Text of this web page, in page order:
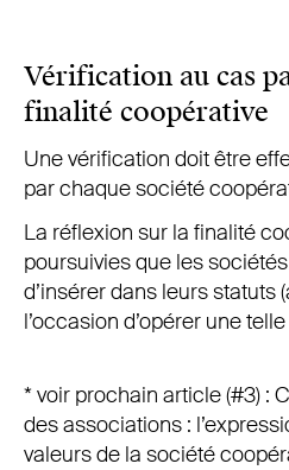
Vérification au cas
finalité coopérative
Une vérification doit être
par chaque société
La réflexion sur la finalité
poursuivies que les
d’insérer dans leurs statuts
l’occasion d’opérer une
* voir prochain article (#3) :
des associations :
valeurs de la société